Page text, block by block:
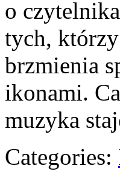
o
tych,
brzmienia
ikonami.
muzyka
Categories: